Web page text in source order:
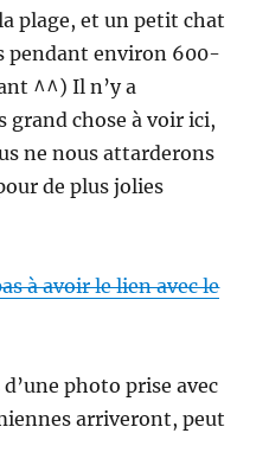
plage, et un petit chat
pendant environ 600-
^^) Il n’y a
grand chose à voir ici,
ne nous attarderons
de plus jolies
à avoir le lien avec le
photo prise avec
arriveront, peut